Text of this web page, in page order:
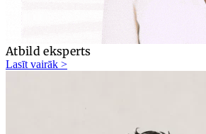
Atbild eksperts
Lasīt vairāk >